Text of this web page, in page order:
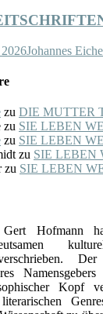
Johannes
zu DIE MUTTER
zu SIE LEBEN
zu SIE LEBEN
zu SIE LEBEN
zu SIE LEBEN
Gert Hofmann
Kopf